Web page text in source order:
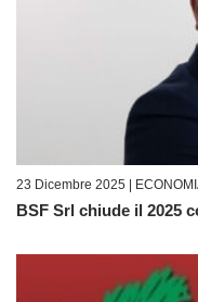
23 Dicembre 2025 |
BSF Srl chiude il 2025